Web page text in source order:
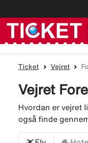
Ticket Vejret
Vejret
Hvordan er vejret
også finde